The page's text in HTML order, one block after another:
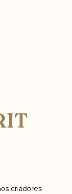
criadores